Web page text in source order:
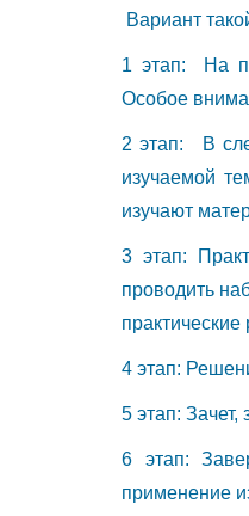
Вариант
1 этап: На
Особое
2 этап: В
изучаемой
изучают
3 этап:
проводить
практические
4 этап:
5 этап: Зачет,
6 этап:
применение